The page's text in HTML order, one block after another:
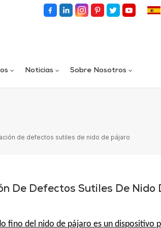
Noticias Sobre Nosotros
de defectos sutiles de nido de pájaro
De Defectos Sutiles De Nido
fino del nido de pájaro es un dispositivo